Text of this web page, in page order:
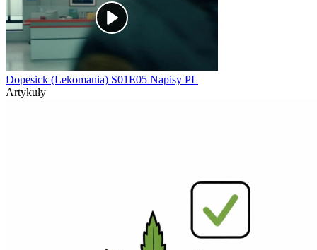
Dopesick (Lekomania) S01E05 Napisy PL
Artykuły